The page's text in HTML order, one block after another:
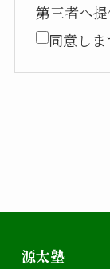
第三者へ
同意しま
源太塾